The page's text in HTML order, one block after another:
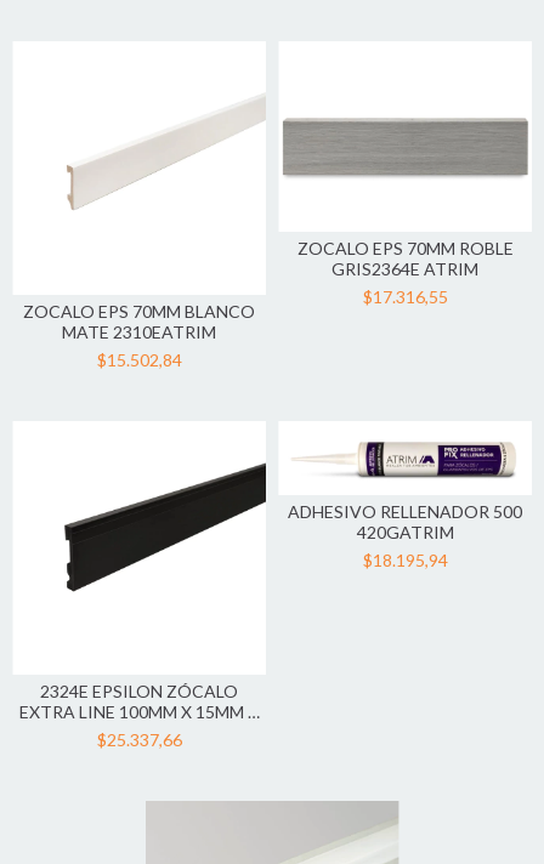
ZOCALO EPS 70MM BLANCO
MATE 2310EATRIM
$15.502,84
ZOCALO EPS 70MM ROBLE
GRIS2364E ATRIM
$17.316,55
2324E EPSILON ZÓCALO
EXTRA LINE 100MM X 15MM X
2,4
$25.337,66
ADHESIVO RELLENADOR 500
420GATRIM
$18.195,94